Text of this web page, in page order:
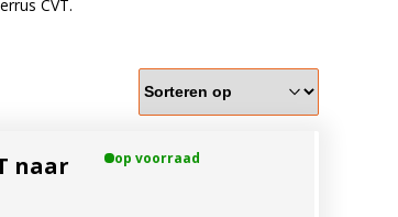
het bouwjaar van jouw trekker en
LED configurator jou aanbeveelt!
CVT.
naar
op voorraad